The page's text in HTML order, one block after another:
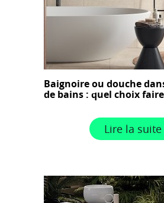
Baignoire ou douche
de bains : quel choix
Lire la suite